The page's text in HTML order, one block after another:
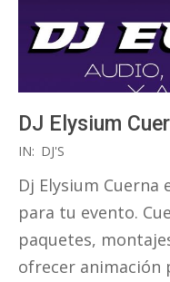
DJ Elysium
2020-
01-
10
IN: DJ'S
Dj Elysium Cuerna
para tu evento.
paquetes,
ofrecer animación